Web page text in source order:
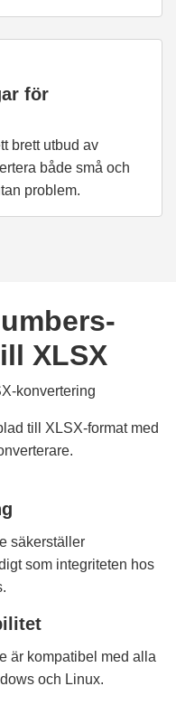
för
brett utbud av
både små och
problem.
XLSX
konvertering
till XLSX-format med
säkerställer
som integriteten hos
är kompatibel med alla
och Linux.